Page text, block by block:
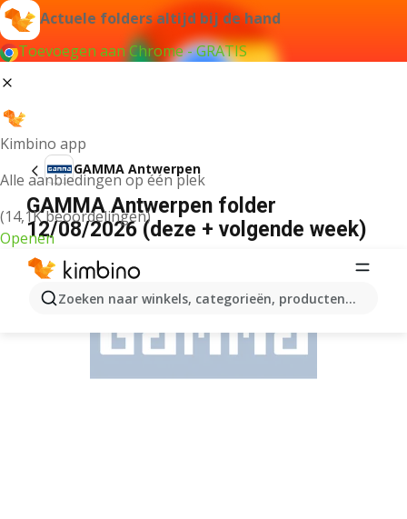
Actuele folders altijd bij de hand
Toevoegen aan Chrome - GRATIS
Kimbino app
Alle aanbiedingen op één plek
(14,1K beoordelingen)
Openen
Zoeken naar winkels, categorieën, producten...
GAMMA Antwerpen
GAMMA Antwerpen folder
12/08/2026 (deze + volgende week)